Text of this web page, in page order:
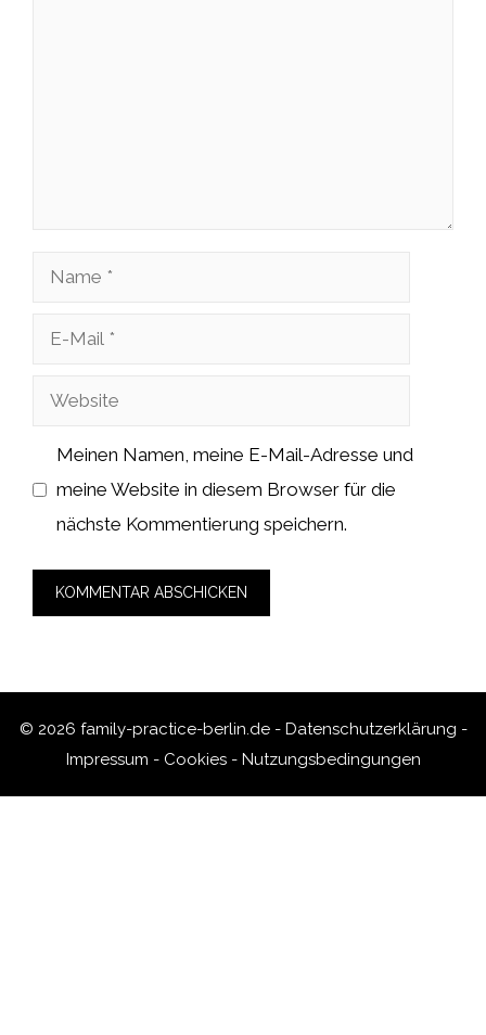
Name
Website
Meinen Namen, meine E-Mail-Adresse und
meine Website in diesem Browser für die
nächste Kommentierung speichern.
© 2026 family-practice-berlin.de - Datenschutzerklärung -
Impressum - Cookies- Nutzungsbedingungen